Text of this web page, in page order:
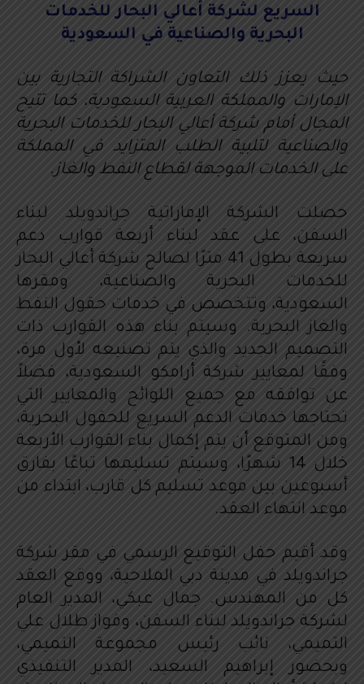
السريع لشركة أعالي البحار للخدمات
البحرية والصناعية في السعودية
حيث يعزز ذلك التعاون الشراكة التجارية بين
الاِمارات والمملكة العربية السعودية، كما تتيح
المجال أمام شركة أعالي البحار للخدمات البحرية
والصناعية لتلبية الطلب المتزايد في المملكة
على الخدمات الموجهة لقطاع النفط والغاز.
حصلت الشركة الإماراتية جراندويلد لبناء
السفن، على عقد لبناء أربعة قوارب دعم
سريعة بطول 41 مترًا لصالح شركة أعالي البحار
للخدمات البحرية والصناعية، ومقرها
السعودية، وتتخصص في خدمات حقول النفط
والغاز البحرية. وسيتم بناء هذه القوارب ذات
التصميم الجديد والذي يتم تصنيعه لأول مرة،
وفقًا لمعايير شركة أرامكو السعودية، فضلاً
عن توافقه مع جميع اللوائح والمعايير التي
تحتاجها خدمات الدعم السريع للحقول البحرية،
ومن المتوقع أن يتم إكمال بناء القوارب الأربعة
خلال 14 شهرًا، وسيتم تسليمها تباعًا بفارق
أسبوعين بين موعد تسليم كل قارب، ابتداء من
موعد انتهاء العقد.
وقد أقيم حفل التوقيع الرسمي في مقر شركة
جراندويلد في مدينة دبي الملاحية، ووقع العقد
كل من المهندس. جمال عبكي، المدير العام
لشركة جراندويلد لبناء السفن، وفواز طلال علي
التميمي، نائب رئيس مجموعة التميمي،
وبحضور إبراهيم السعيد، المدير التنفيذي